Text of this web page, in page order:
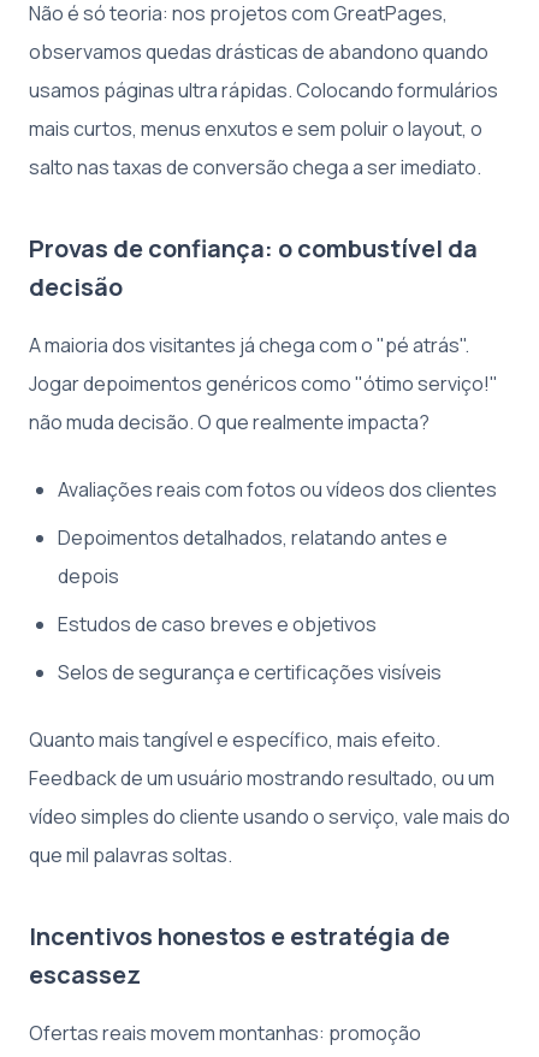
Não é só teoria: nos projetos com GreatPages,
observamos quedas drásticas de abandono quando
usamos páginas ultra rápidas. Colocando formulários
mais curtos, menus enxutos e sem poluir o layout, o
salto nas taxas de conversão chega a ser imediato.
Provas de confiança: o combustível da
decisão
A maioria dos visitantes já chega com o "pé atrás".
Jogar depoimentos genéricos como "ótimo serviço!"
não muda decisão. O que realmente impacta?
Avaliações reais com fotos ou vídeos dos clientes
Depoimentos detalhados, relatando antes e
depois
Estudos de caso breves e objetivos
Selos de segurança e certificações visíveis
Quanto mais tangível e específico, mais efeito.
Feedback de um usuário mostrando resultado, ou um
vídeo simples do cliente usando o serviço, vale mais do
que mil palavras soltas.
Incentivos honestos e estratégia de
escassez
Ofertas reais movem montanhas: promoção